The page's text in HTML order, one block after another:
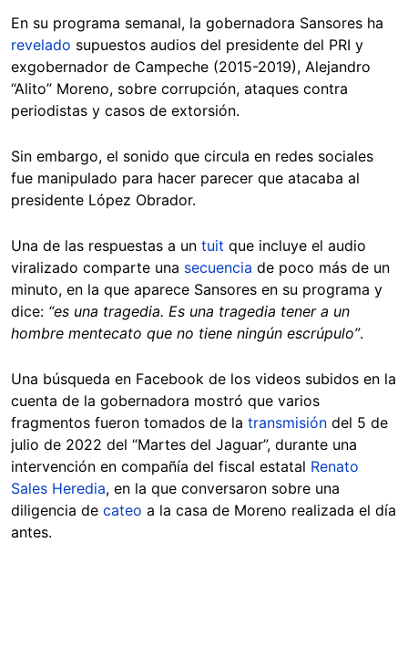
En su programa semanal, la gobernadora Sansores ha
revelado supuestos audios del presidente del PRI y
exgobernador de Campeche (2015-2019), Alejandro
“Alito” Moreno, sobre corrupción, ataques contra
periodistas y casos de extorsión.
Sin embargo, el sonido que circula en redes sociales
fue manipulado para hacer parecer que atacaba al
presidente López Obrador.
Una de las respuestas a un tuit que incluye el audio
viralizado comparte una secuencia de poco más de un
minuto, en la que aparece Sansores en su programa y
dice: “es una tragedia. Es una tragedia tener a un
hombre mentecato que no tiene ningún escrúpulo”.
Una búsqueda en Facebook de los videos subidos en la
cuenta de la gobernadora mostró que varios
fragmentos fueron tomados de la transmisión del 5 de
julio de 2022 del “Martes del Jaguar”, durante una
intervención en compañía del fiscal estatal Renato
Sales Heredia, en la que conversaron sobre una
diligencia de cateo a la casa de Moreno realizada el día
antes.